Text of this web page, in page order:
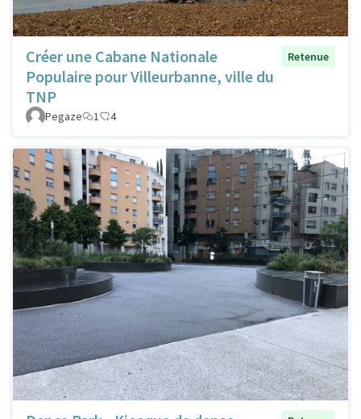
Créer une Cabane Nationale
Populaire pour Villeurbanne, ville du
TNP
Retenue
Pegaze 1 4